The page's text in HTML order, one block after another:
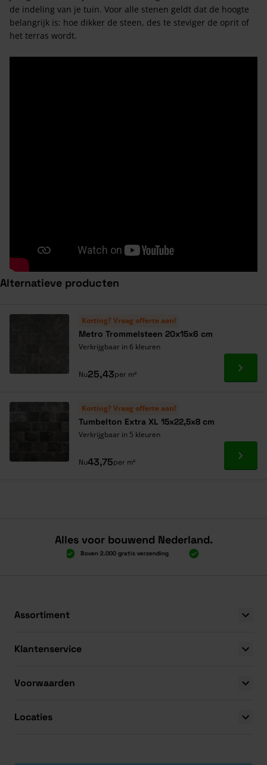
de indeling van je tuin. Voor alle stenen geldt dat de hoogte
belangrijk is: hoe dikker de steen, des te steviger de oprit of
het terras wordt.
Alternatieve producten
Korting? Vraag offerte aan!
Metro Trommelsteen 20x15x6 cm
Verkrijgbaar in 6 kleuren
Nu25,43per m² Ga
Korting? Vraag offerte aan!
Tumbelton Extra XL 15x22,5x8 cm
Verkrijgbaar in 5 kleuren
Nu43,75per m² Ga
Alles voor bouwend Nederland.
Boven 2.000 gratis verzending
Al 40 jaar dé specialist
Assortiment
Klantenservice
Voorwaarden
Locaties